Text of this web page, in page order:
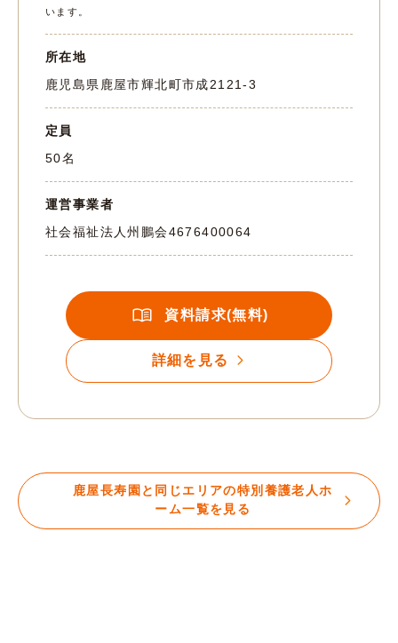
います。
所在地
鹿児島県鹿屋市輝北町市成2121-3
定員
50名
運営事業者
社会福祉法人州鵬会4676400064
資料請求(無料)
詳細を見る
鹿屋長寿園と同じエリアの特別養護老人ホ
ーム一覧を見る